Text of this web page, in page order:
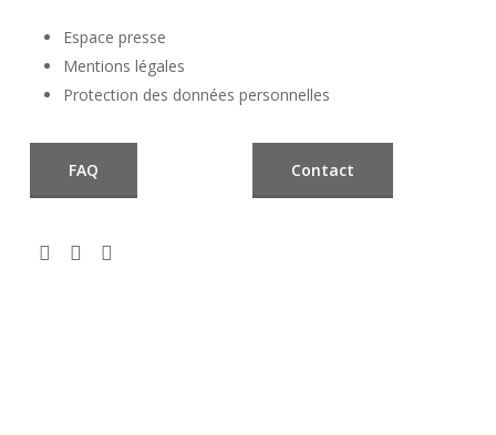
Espace presse
Mentions légales
Protection des données personnelles
FAQ Contact